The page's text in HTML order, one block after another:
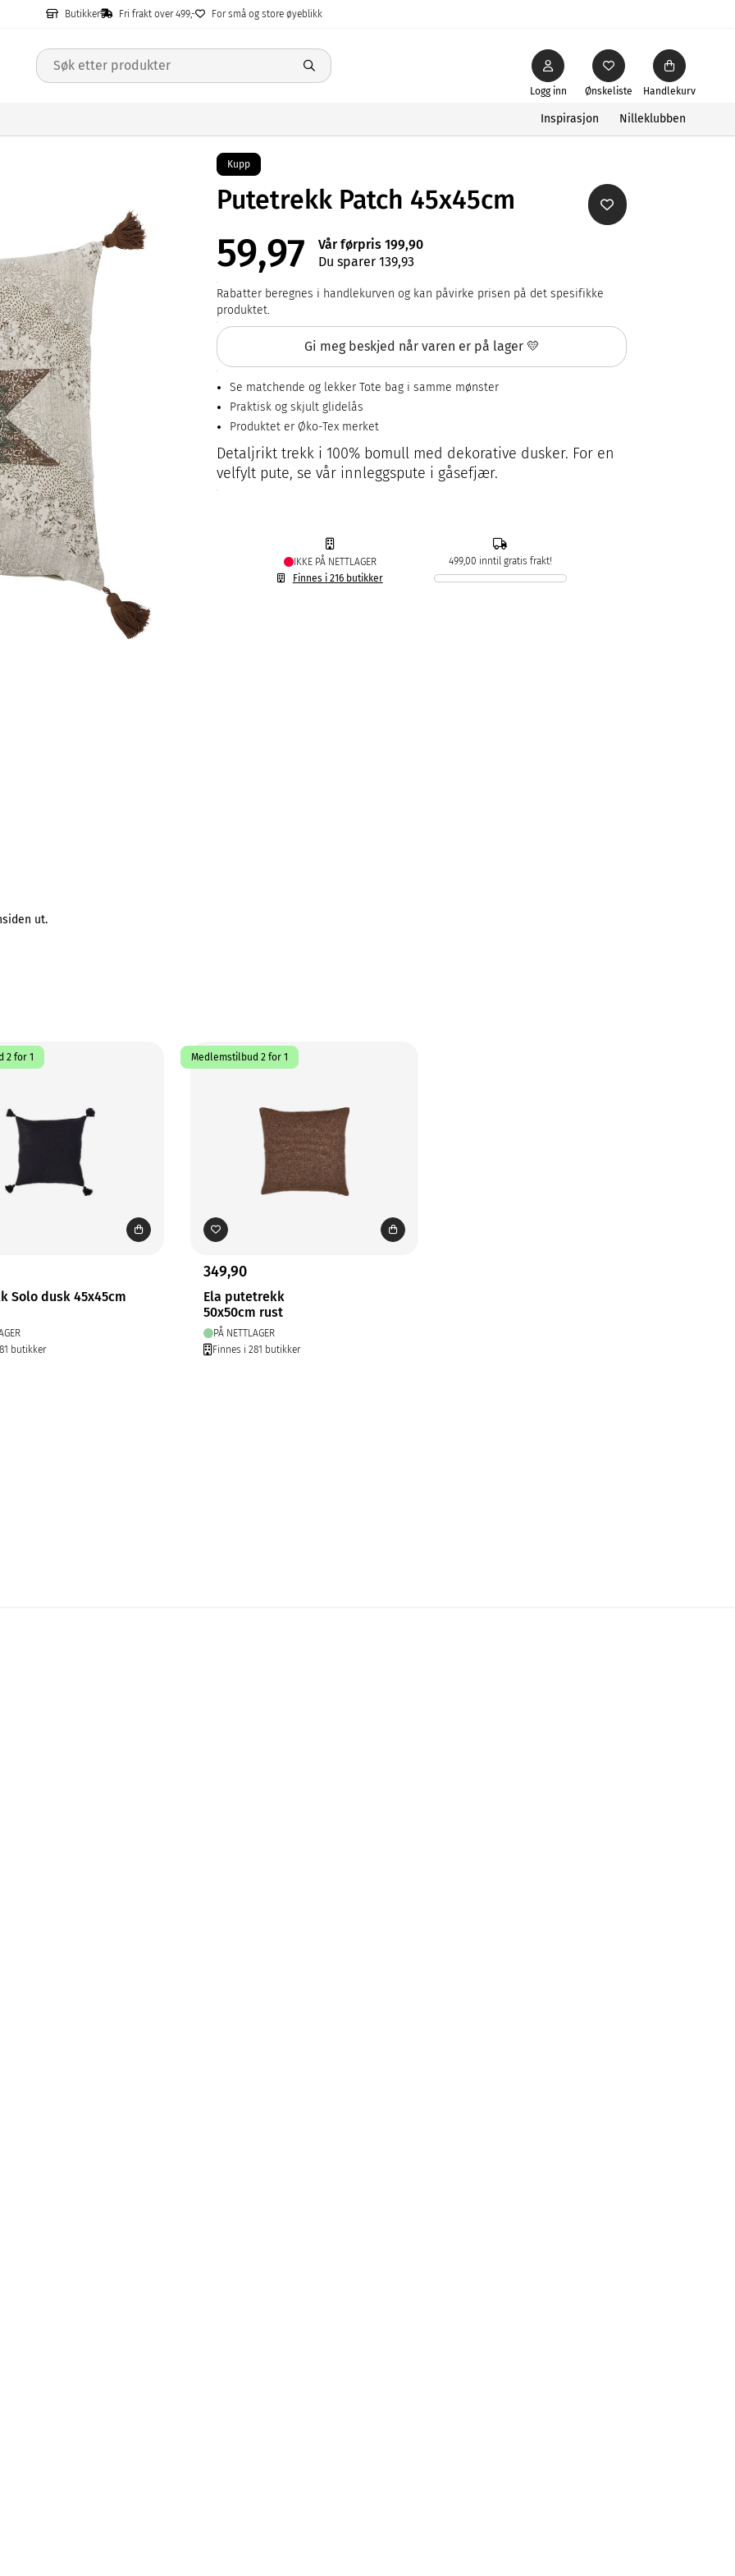
Butikker Fri frakt over 499,- For små og store øyeblikk
Ønskeliste
Logg inn Handlekurv
Inspirasjon Nilleklubben
Kupp
Putetrekk Patch 45x45cm
59,97
Vår førpris 199,90
Du sparer 139,93
Rabatter beregnes i handlekurven og kan påvirke prisen på det spesifikke
produktet.
Gi meg beskjed når varen er på lager 💛
Se matchende og lekker Tote bag i samme mønster
Praktisk og skjult glidelås
Produktet er Øko-Tex merket
Detaljrikt trekk i 100% bomull med dekorative dusker. For en
velfylt pute, se vår innleggspute i gåsefjær.
IKKE PÅ NETTLAGER
Finnes i 216 butikker
499,00 inntil gratis frakt!
ut.
2 for 1
Solo dusk 45x45cm
butikker
Medlemstilbud 2 for 1
349,90
Ela putetrekk
50x50cm rust
PÅ NETTLAGER
Finnes i 281 butikker